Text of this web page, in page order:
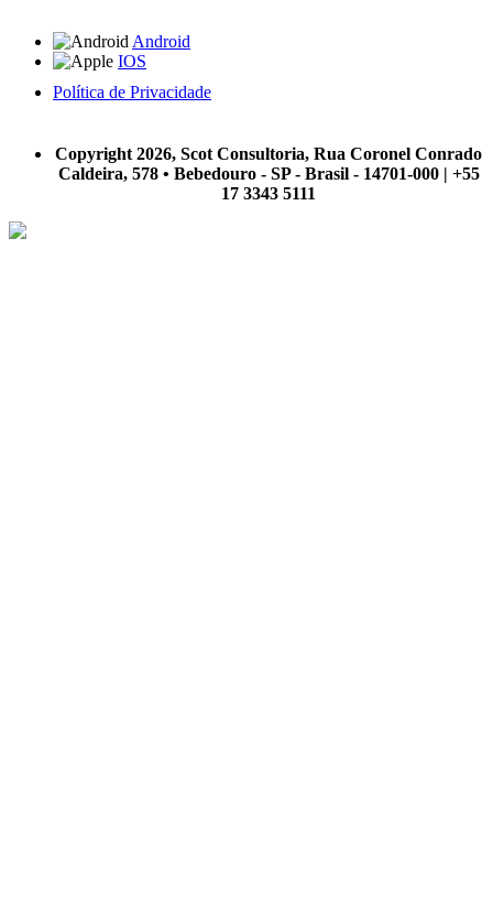
Android
IOS
Política de Privacidade
Copyright 2026, Scot Consultoria, Rua Coronel Conrado
Caldeira, 578 • Bebedouro - SP - Brasil - 14701-000 | +55
17 3343 5111